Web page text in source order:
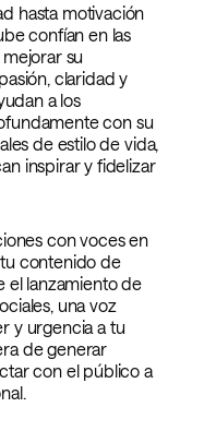
hasta motivación
confían en las
su
claridad y
a los
con su
de estilo de vida,
inspirar y fidelizar
con voces en
contenido de
el lanzamiento de
una voz
y urgencia a tu
de generar
con el público a